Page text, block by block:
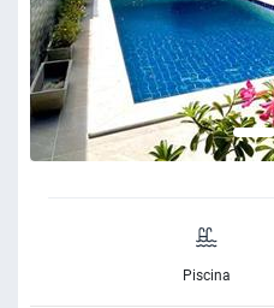
Piscina